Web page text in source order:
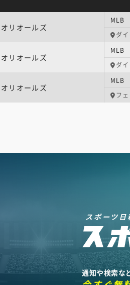
オリオールズ
MLB
ダ
オリオールズ
MLB
ダ
オリオールズ
MLB
フ
スポーツ日
通知や検索な